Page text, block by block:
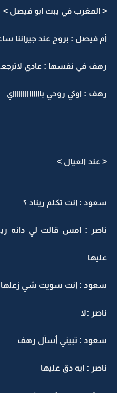
< المغرب في يبت ابو فيصل >
أم فيصل : بروح عند جيراننا
رهف في نفسها : عادي
رهف : اوكي روحي بااااااااااااااي
< عند العيال >
سعود : انت تكلم ريناد ؟
ناصر : امس قالت لي دانه
عليها
سعود : انت سويت شي زعلها
ناصر :لا
سعود : تبيني أسأل رهف
ناصر : ايه دق عليها